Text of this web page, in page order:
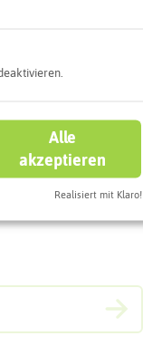
Alle
akzeptieren
Realisiert mit Klaro!